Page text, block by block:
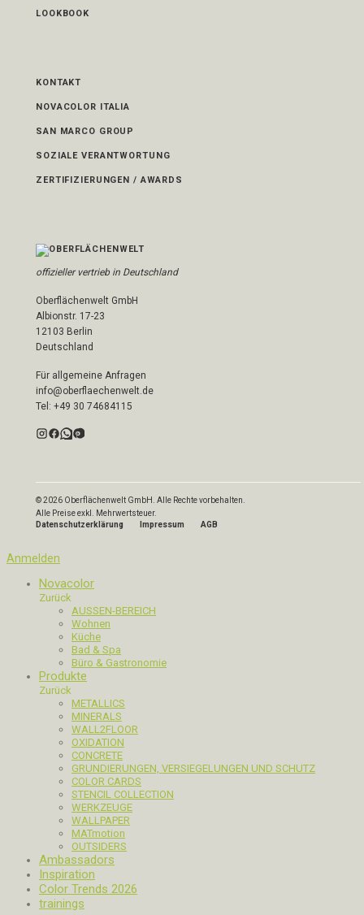
LOOKBOOK
KONTAKT
NOVACOLOR ITALIA
SAN MARCO GROUP
SOZIALE VERANTWORTUNG
ZERTIFIZIERUNGEN / AWARDS
offizieller vertrieb in Deutschland
Oberflächenwelt GmbH
Albionstr. 17-23
12103 Berlin
Deutschland
Für allgemeine Anfragen
info@oberflaechenwelt.de
Tel: +49 30 74684115
© 2026 Oberflächenwelt GmbH. Alle Rechte vorbehalten.
Alle Preise exkl. Mehrwertsteuer.
Datenschutzerklärung
Impressum AGB
Anmelden
Novacolor
Zurück
AUSSEN-BEREICH
Wohnen
Küche
Bad & Spa
Büro & Gastronomie
Produkte
Zurück
METALLICS
MINERALS
WALL2FLOOR
OXIDATION
CONCRETE
GRUNDIERUNGEN, VERSIEGELUNGEN UND SCHUTZ
COLOR CARDS
STENCIL COLLECTION
WERKZEUGE
WALLPAPER
MATmotion
OUTSIDERS
Ambassadors
Inspiration
Color Trends 2026
trainings